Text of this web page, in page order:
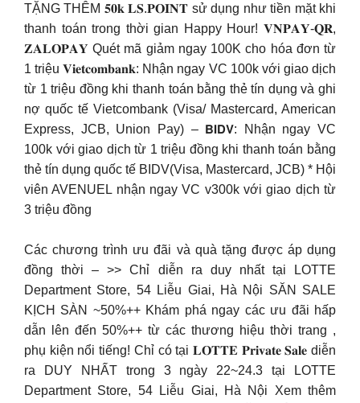
TẶNG THÊM 𝟓𝟎𝐤 𝐋𝐒.𝐏𝐎𝐈𝐍𝐓 sử dụng như tiền mặt khi
thanh toán trong thời gian Happy Hour! 𝐕𝐍𝐏𝐀𝐘-𝐐𝐑,
𝐙𝐀𝐋𝐎𝐏𝐀𝐘 Quét mã giảm ngay 100K cho hóa đơn từ
1 triệu 𝐕𝐢𝐞𝐭𝐜𝐨𝐦𝐛𝐚𝐧𝐤: Nhận ngay VC 100k với giao dịch
từ 1 triệu đồng khi thanh toán bằng thẻ tín dụng và ghi
nợ quốc tế Vietcombank (Visa/ Mastercard, American
Express, JCB, Union Pay) – 𝗕𝗜𝗗𝗩: Nhận ngay VC
100k với giao dịch từ 1 triệu đồng khi thanh toán bằng
thẻ tín dụng quốc tế BIDV(Visa, Mastercard, JCB) * Hội
viên AVENUEL nhận ngay VC v300k với giao dịch từ
3 triệu đồng
Các chương trình ưu đãi và quà tặng được áp dụng
đồng thời – >> Chỉ diễn ra duy nhất tại LOTTE
Department Store, 54 Liễu Giai, Hà Nội SĂN SALE
KỊCH SÀN ~50%++ Khám phá ngay các ưu đãi hấp
dẫn lên đến 50%++ từ các thương hiệu thời trang ,
phụ kiện nổi tiếng! Chỉ có tại 𝐋𝐎𝐓𝐓𝐄 𝐏𝐫𝐢𝐯𝐚𝐭𝐞 𝐒𝐚𝐥𝐞 diễn
ra DUY NHẤT trong 3 ngày 22~24.3 tại LOTTE
Department Store, 54 Liễu Giai, Hà Nội Xem thêm